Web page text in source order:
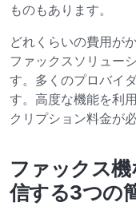
ものもあります。
どれくらいの費用が
ファックスソリュー
す。多くのプロバイ
す。高度な機能を利
クリプション料金が必
ファックス
信する3つの